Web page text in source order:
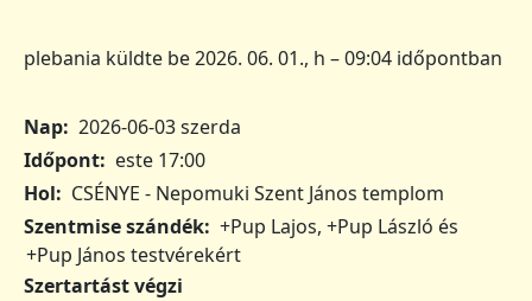
plebania küldte be2026. 06. 01., h – 09:04 időpontban
Nap 2026-06-03 szerda
Időpont
este 17:00
Hol
CSÉNYE - Nepomuki Szent János templom
Szentmise szándék +Pup Lajos, +Pup László és
+Pup János testvérekért
Szertartást végzi